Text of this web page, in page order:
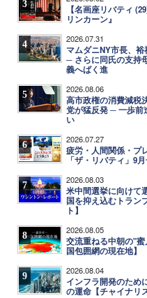
3
【名画座リバティ
リンカーン』
4 2026.07.31
マムダニNY市長、
─ さらに同氏の支持
義へばく進
5 2026.08.06
高市政権の消費減税
党が猛反発 ─ 一歩前
い
6 2026.07.27
疲労・人間関係・
「ザ・リバティ」9
7 2026.08.03
米中間選挙に向けて
国を抑え込むトラン
ト】
8 2026.08.05
交流重ねる中朝の"
国包囲網の現在地】
9 2026.08.04
インフラ開発のため
の運命【チャイナリ